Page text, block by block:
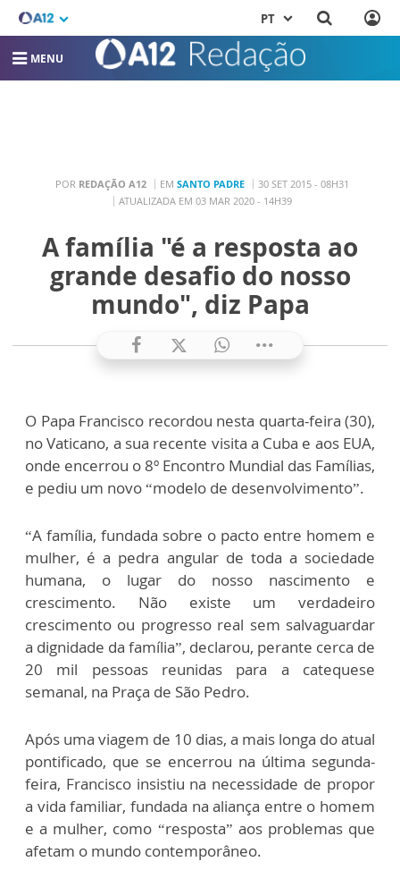
PT
MENU
POR REDAÇÃO A12 EM SANTO PADRE
30 SET 2015 - 08H31
ATUALIZADA EM 03 MAR 2020 - 14H39
A família "é a resposta ao
grande desafio do nosso
mundo", diz Papa
O Papa Francisco recordou nesta quarta-feira (30),
no Vaticano, a sua recente visita a Cuba e aos EUA,
onde encerrou o 8º Encontro Mundial das Famílias,
e pediu um novo “modelo de desenvolvimento”.
“A família, fundada sobre o pacto entre homem e
mulher, é a pedra angular de toda a sociedade
humana, o lugar do nosso nascimento e
crescimento. Não existe um verdadeiro
crescimento ou progresso real sem salvaguardar
a dignidade da família”, declarou, perante cerca de
20 mil pessoas reunidas para a catequese
semanal, na Praça de São Pedro.
Após uma viagem de 10 dias, a mais longa do atual
pontificado, que se encerrou na última segunda-
feira, Francisco insistiu na necessidade de propor
a vida familiar, fundada na aliança entre o homem
e a mulher, como “resposta” aos problemas que
afetam o mundo contemporâneo.